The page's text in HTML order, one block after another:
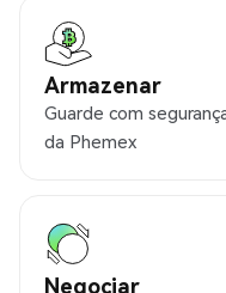
Armazenar
Guarde com
da Phemex
Negociar